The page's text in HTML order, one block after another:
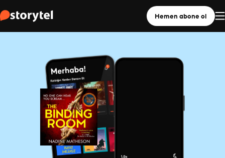
Hemen abone ol